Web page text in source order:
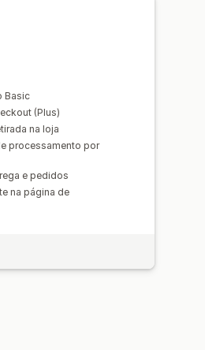
Basic
(Plus)
na loja
processamento por
e pedidos
na página de